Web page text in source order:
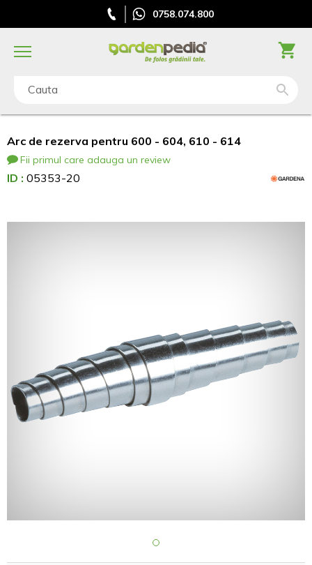
0758.074.800
Cauta
Arc de rezerva pentru 600 - 604, 610 - 614
Fii primul care adauga un review
ID : 05353-20